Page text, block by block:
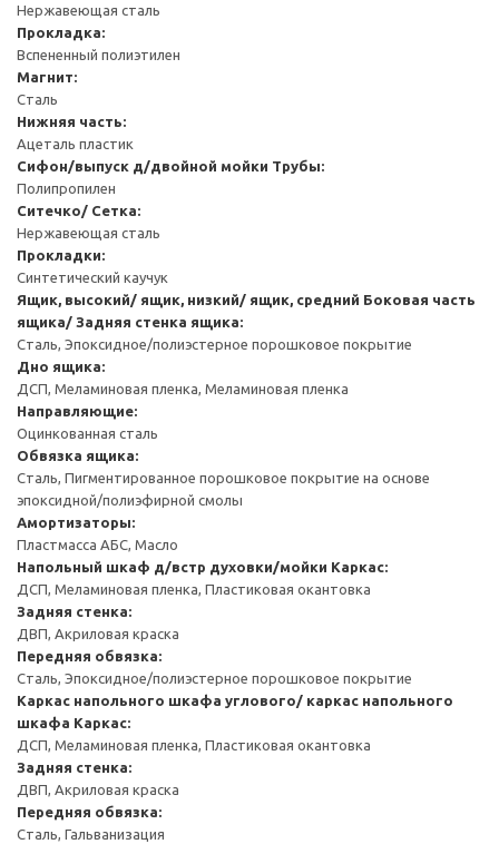
Нержавеющая сталь
Прокладка:
Вспененный полиэтилен
Магнит:
Сталь
Нижняя часть:
Ацеталь пластик
Сифон/выпуск д/двойной мойки Трубы:
Полипропилен
Ситечко/ Сетка:
Нержавеющая сталь
Прокладки:
Синтетический каучук
Ящик, высокий/ ящик, низкий/ ящик, средний Боковая часть
ящика/ Задняя стенка ящика:
Сталь, Эпоксидное/полиэстерное порошковое покрытие
Дно ящика:
ДСП, Меламиновая пленка, Меламиновая пленка
Направляющие:
Оцинкованная сталь
Обвязка ящика:
Сталь, Пигментированное порошковое покрытие на основе
эпоксидной/полиэфирной смолы
Амортизаторы:
Пластмасса АБС, Масло
Напольный шкаф д/встр духовки/мойки Каркас:
ДСП, Меламиновая пленка, Пластиковая окантовка
Задняя стенка:
ДВП, Акриловая краска
Передняя обвязка:
Сталь, Эпоксидное/полиэстерное порошковое покрытие
Каркас напольного шкафа углового/ каркас напольного
шкафа Каркас:
ДСП, Меламиновая пленка, Пластиковая окантовка
Задняя стенка:
ДВП, Акриловая краска
Передняя обвязка:
Сталь, Гальванизация